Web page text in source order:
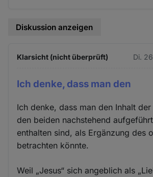
Diskussion anzeigen
Klarsicht (nicht überprüft) Di.
Ich denke, dass man den
Ich denke, dass man den Inhalt
den beiden nachstehend
enthalten sind, als Ergänzung des
betrachten könnte.
Weil „Jesus“ sich angeblich als